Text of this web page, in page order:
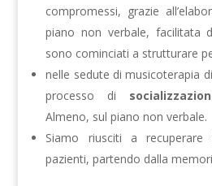
compromessi, grazie
piano non verbale, facilitata
sono cominciati a strutturare
nelle sedute di musicoterapia
processo di
Almeno, sul piano non verbale.
Siamo riusciti a
pazienti, partendo dalla